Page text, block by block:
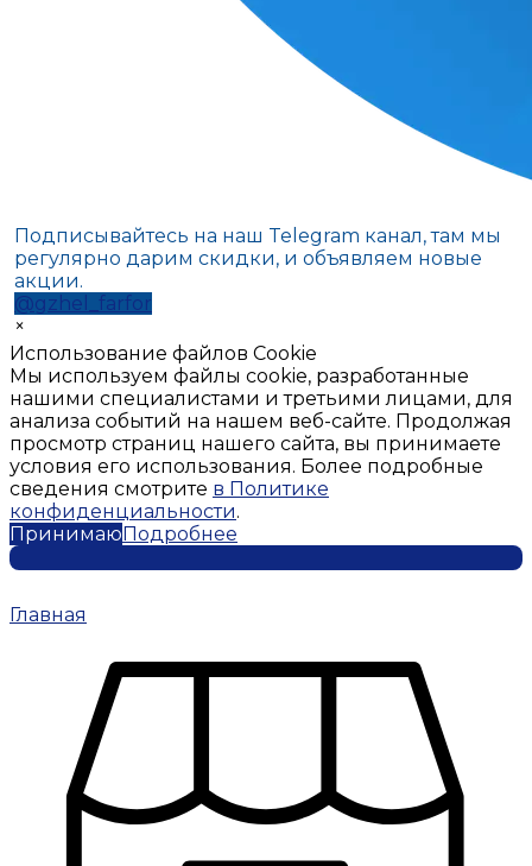
Подписывайтесь на наш Telegram канал, там мы
регулярно дарим скидки, и объявляем новые
акции.
@gzhel_farfor
×
Использование файлов Cookie
Мы используем файлы cookie, разработанные
нашими специалистами и третьими лицами, для
анализа событий на нашем веб-сайте. Продолжая
просмотр страниц нашего сайта, вы принимаете
условия его использования. Более подробные
сведения смотрите в Политике
конфиденциальности.
ПринимаюПодробнее
Главная